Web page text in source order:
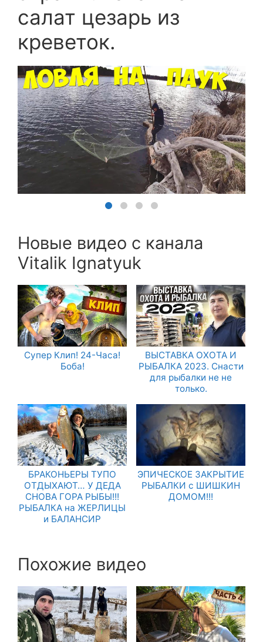
салат цезарь из
креветок.
Новые видео с канала
Vitalik Ignatyuk
Супер Клип! 24-Часа!
Боба!
ВЫСТАВКА ОХОТА И
РЫБАЛКА 2023. Снасти
для рыбалки не не
только.
БРАКОНЬЕРЫ ТУПО
ОТДЫХАЮТ… У ДЕДА
СНОВА ГОРА РЫБЫ!!!
РЫБАЛКА на ЖЕРЛИЦЫ
и БАЛАНСИР
ЭПИЧЕСКОЕ ЗАКРЫТИЕ
РЫБАЛКИ с ШИШКИН
ДОМОМ!!!
Похожие видео